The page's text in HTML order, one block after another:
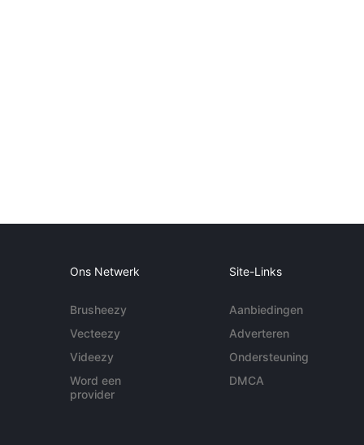
Ons Netwerk
Brusheezy
Vecteezy
Videezy
Word een
provider
Site-Links
Aanbiedingen
Adverteren
Ondersteuning
DMCA